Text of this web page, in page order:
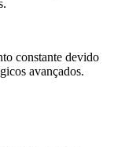
constante devido
avançados.